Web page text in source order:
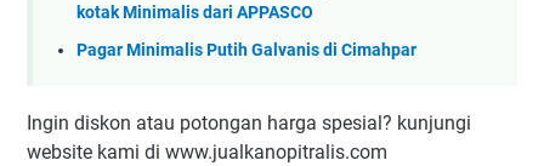
kotak Minimalis dari APPASCO
Pagar Minimalis Putih Galvanis di Cimahpar
Ingin diskon atau potongan harga spesial? kunjungi
website kami di www.jualkanopitralis.com